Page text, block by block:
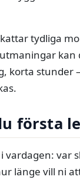
tydliga
kan
korta stunder
första
vardagen: var
länge vill ni